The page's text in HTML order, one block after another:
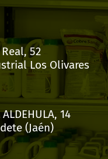
52
Los Olivares
ALDEHULA, 14
(Jaén)